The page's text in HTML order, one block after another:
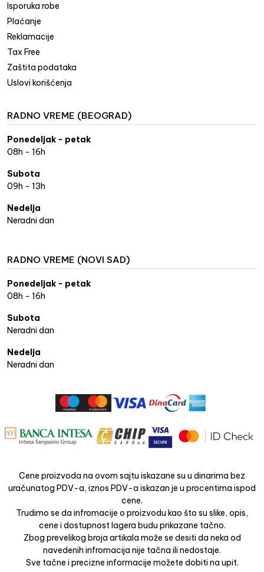
Isporuka robe
Plaćanje
Reklamacije
Tax Free
Zaštita podataka
Uslovi korišćenja
RADNO VREME (BEOGRAD)
Ponedeljak - petak
08h - 16h
Subota
09h - 13h
Nedelja
Neradni dan
RADNO VREME (NOVI SAD)
Ponedeljak - petak
08h - 16h
Subota
Neradni dan
Nedelja
Neradni dan
Cene proizvoda na ovom sajtu iskazane su u dinarima bez
uračunatog PDV-a, iznos PDV-a iskazan je u procentima ispod
cene.
Trudimo se da infromacije o proizvodu kao što su slike, opis,
cene i dostupnost lagera budu prikazane tačno.
Zbog prevelikog broja artikala može se desiti da neka od
navedenih infromacija nije tačna ili nedostaje.
Sve tačne i precizne informacije možete dobiti na upit.